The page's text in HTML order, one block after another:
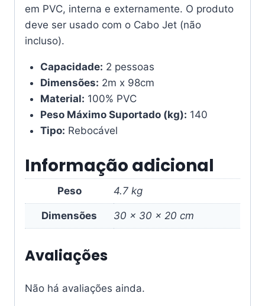
em PVC, interna e externamente. O produto
deve ser usado com o Cabo Jet (não
incluso).
Capacidade: 2 pessoas
Dimensões: 2m x 98cm
Material: 100% PVC
Peso Máximo Suportado (kg): 140
Tipo: Rebocável
Informação adicional
Peso 4.7 kg
Dimensões 30 × 30 × 20 cm
Avaliações
Não há avaliações ainda.